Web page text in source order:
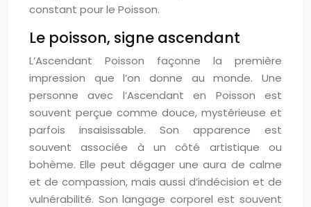
constant pour le Poisson.
Le poisson, signe ascendant
L’Ascendant Poisson façonne la première
impression que l’on donne au monde. Une
personne avec l’Ascendant en Poisson est
souvent perçue comme douce, mystérieuse et
parfois insaisissable. Son apparence est
souvent associée à un côté artistique ou
bohème. Elle peut dégager une aura de calme
et de compassion, mais aussi d’indécision et de
vulnérabilité. Son langage corporel est souvent